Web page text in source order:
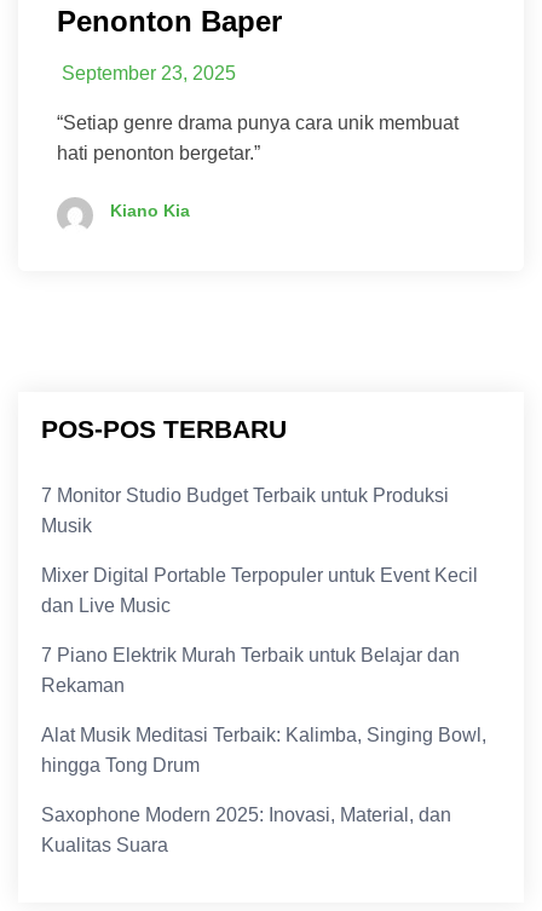
Penonton Baper
September 23, 2025
“Setiap genre drama punya cara unik membuat
hati penonton bergetar.”
Kiano Kia
POS-POS TERBARU
7 Monitor Studio Budget Terbaik untuk Produksi
Musik
Mixer Digital Portable Terpopuler untuk Event Kecil
dan Live Music
7 Piano Elektrik Murah Terbaik untuk Belajar dan
Rekaman
Alat Musik Meditasi Terbaik: Kalimba, Singing Bowl,
hingga Tong Drum
Saxophone Modern 2025: Inovasi, Material, dan
Kualitas Suara